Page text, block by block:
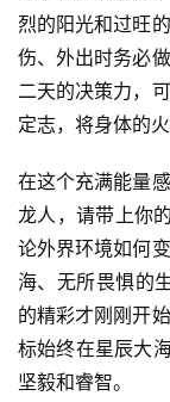
烈的阳光和过旺
伤、外出时务必
二天的决策力，
定志，将身体的
在这个充满能量
龙人，请带上你
论外界环境如何
海、无所畏惧的
的精彩才刚刚开
标始终在星辰大
坚毅和睿智。